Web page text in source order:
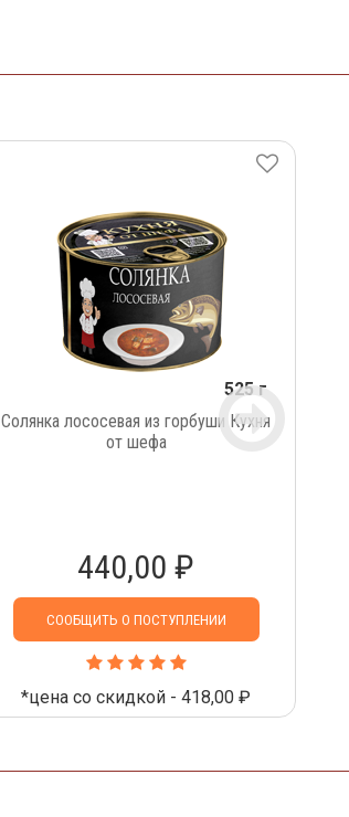
525 г
Солянка лососевая из горбуши Кухня
от шефа
440,00 ₽
СООБЩИТЬ О ПОСТУПЛЕНИИ
*цена со скидкой - 418,00 ₽